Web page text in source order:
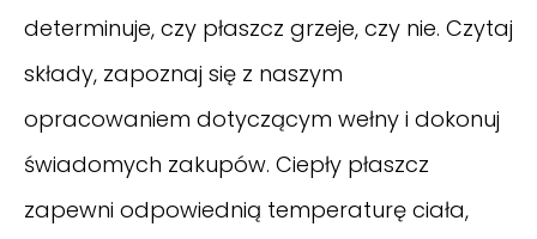
determinuje, czy płaszcz grzeje, czy nie. Czytaj
składy, zapoznaj się z naszym
opracowaniem dotyczącym wełny i dokonuj
świadomych zakupów. Ciepły płaszcz
zapewni odpowiednią temperaturę ciała,